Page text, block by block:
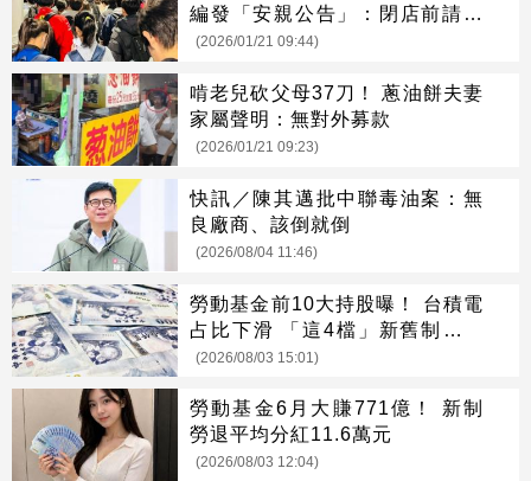
編發「安親公告」：閉店前請領
回
(2026/01/21 09:44)
啃老兒砍父母37刀！ 蔥油餅夫妻
家屬聲明：無對外募款
(2026/01/21 09:23)
快訊／陳其邁批中聯毒油案：無
良廠商、該倒就倒
(2026/08/04 11:46)
勞動基金前10大持股曝！ 台積電
占比下滑 「這4檔」新舊制全上
榜
(2026/08/03 15:01)
勞動基金6月大賺771億！ 新制
勞退平均分紅11.6萬元
(2026/08/03 12:04)